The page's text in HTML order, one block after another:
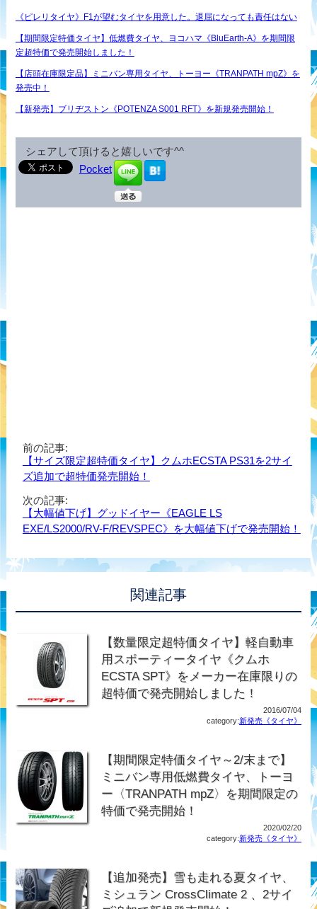
《ピレリタイヤ》F1が望むタイヤを用意した。退屈になっても責任はない
【期間限定特価タイヤ】低燃費タイヤ、ヨコハマ《BluEarth-A》を期間限
定超特価で発売開始しました！
【店頭在庫限定品】ミニバン専用タイヤ、トーヨー《TRANPATH mpZ》を
発売中！
【新発売】ブリヂストン《POTENZA S001 RFT》を新規発売開始！
シェアして頂けると嬉しいです^^
Pocket
前の記事:
【サイズ限定超特価タイヤ】クムホECSTA PS31を2サイ
ズ追加で超特価発売開始！
次の記事:
【大幅値下げ】グッドイヤー《EAGLE LS
EXE/LS2000/RV-F/REVSPEC》を大幅値下げで発売開始！
関連記事
【数量限定超特価タイヤ】軽自動車
用スポーティータイヤ《クムホ
ECSTA SPT》をメーカー在庫限りの
超特価で発売開始しました！
2016/07/04
category:新発売《タイヤ》
【期間限定特価タイヤ～2/末まで】
ミニバン専用低燃費タイヤ、トーヨ
ー〈TRANPATH mpZ〉を期間限定の
特価で発売開始！
2020/02/20
category:新発売《タイヤ》
【追加発売】雪も走れる夏タイヤ、
ミシュラン CrossClimate 2 、2サイ